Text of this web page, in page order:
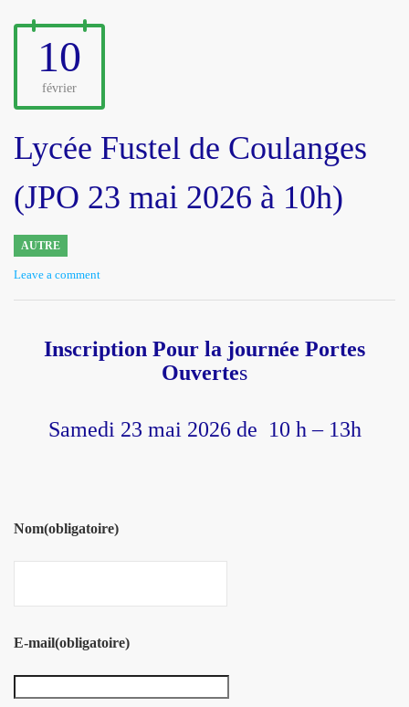
10
février
Lycée Fustel de Coulanges
(JPO 23 mai 2026 à 10h)
AUTRE
Leave a comment
Inscription Pour la journée Portes
Ouvertes
Samedi 23 mai 2026 de 10 h – 13h
Nom(obligatoire)
E-mail(obligatoire)